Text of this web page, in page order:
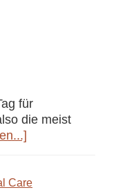
für
die meist
App
Care